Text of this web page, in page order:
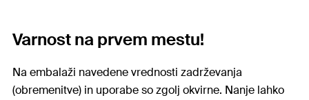
Varnost na prvem mestu!
Na embalaži navedene vrednosti zadrževanja
(obremenitve) in uporabe so zgolj okvirne. Nanje lahko